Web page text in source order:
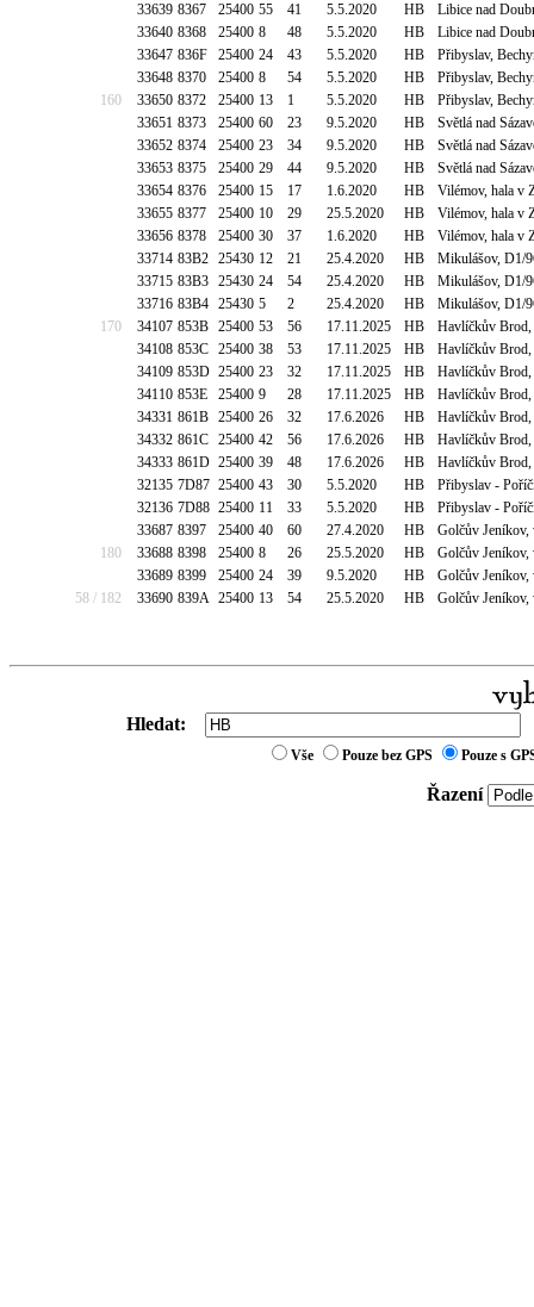
33639 8367 25400 55 41 5.5.2020 HB
Libice nad
33640 8368 25400 8 48 5.5.2020 HB
Libice nad
33647 836F 25400 24 43 5.5.2020 HB
Přibyslav,
33648 8370 25400 8 54 5.5.2020 HB
Přibyslav,
160
33650 8372 25400 13 1 5.5.2020 HB
Přibyslav,
33651 8373 25400 60 23 9.5.2020 HB
Světlá nad
33652 8374 25400 23 34 9.5.2020 HB
Světlá nad
33653 8375 25400 29 44 9.5.2020 HB
Světlá nad
33654 8376 25400 15 17 1.6.2020 HB
Vilémov, hala v
33655 8377 25400 10 29 25.5.2020 HB
Vilémov, hala v
33656 8378 25400 30 37 1.6.2020 HB
Vilémov, hala v
33714 83B2 25430 12 21 25.4.2020 HB
Mikulášov, D1/
33715 83B3 25430 24 54 25.4.2020 HB
Mikulášov, D1/
33716 83B4 25430 5 2 25.4.2020 HB
Mikulášov, D1/
170
34107 853B 25400 53 56 17.11.2025 HB
Havlíčkův Brod,
34108 853C 25400 38 53 17.11.2025 HB
Havlíčkův Brod,
34109 853D 25400 23 32 17.11.2025 HB
Havlíčkův Brod,
34110 853E 25400 9 28 17.11.2025 HB
Havlíčkův Brod,
34331 861B 25400 26 32 17.6.2026 HB
Havlíčkův Brod,
34332 861C 25400 42 56 17.6.2026 HB
Havlíčkův Brod,
34333 861D 25400 39 48 17.6.2026 HB
Havlíčkův Brod,
32135 7D87 25400 43 30 5.5.2020 HB
Přibyslav -
32136 7D88 25400 11 33 5.5.2020 HB
Přibyslav -
33687 8397 25400 40 60 27.4.2020 HB
Golčův Jeníkov,
180
33688 8398 25400 8 26 25.5.2020 HB
Golčův Jeníkov,
33689 8399 25400 24 39 9.5.2020 HB
Golčův Jeníkov,
58 / 182
33690 839A 25400 13 54 25.5.2020 HB Golčův Jeníkov,
Hledat:
Vše Pouze bez GPS Pouze s
Řazení